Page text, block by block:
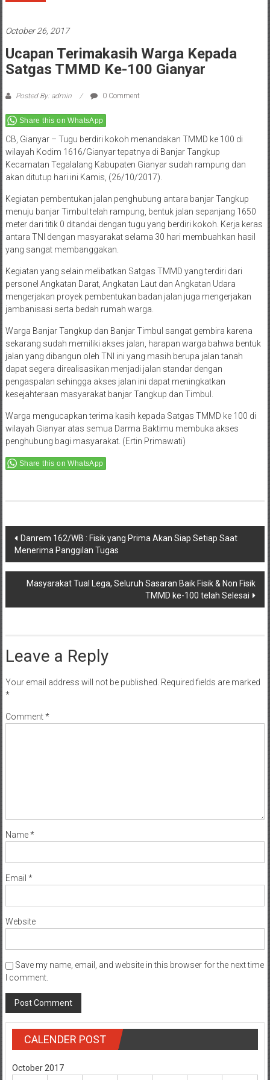
October 26, 2017
Ucapan Terimakasih Warga Kepada
Satgas TMMD Ke-100 Gianyar
Posted By: admin 0 Comment
Share this on WhatsApp
CB, Gianyar – Tugu berdiri kokoh menandakan TMMD ke 100 di
wilayah Kodim 1616/Gianyar tepatnya di Banjar Tangkup
Kecamatan Tegalalang Kabupaten Gianyar sudah rampung dan
akan ditutup hari ini Kamis, (26/10/2017).
Kegiatan pembentukan jalan penghubung antara banjar Tangkup
menuju banjar Timbul telah rampung, bentuk jalan sepanjang 1650
meter dari titik 0 ditandai dengan tugu yang berdiri kokoh. Kerja keras
antara TNI dengan masyarakat selama 30 hari membuahkan hasil
yang sangat membanggakan.
Kegiatan yang selain melibatkan Satgas TMMD yang terdiri dari
personel Angkatan Darat, Angkatan Laut dan Angkatan Udara
mengerjakan proyek pembentukan badan jalan juga mengerjakan
jambanisasi serta bedah rumah warga.
Warga Banjar Tangkup dan Banjar Timbul sangat gembira karena
sekarang sudah memiliki akses jalan, harapan warga bahwa bentuk
jalan yang dibangun oleh TNI ini yang masih berupa jalan tanah
dapat segera direalisasikan menjadi jalan standar dengan
pengaspalan sehingga akses jalan ini dapat meningkatkan
kesejahteraan masyarakat banjar Tangkup dan Timbul.
Warga mengucapkan terima kasih kepada Satgas TMMD ke 100 di
wilayah Gianyar atas semua Darma Baktimu membuka akses
penghubung bagi masyarakat. (Ertin Primawati)
Share this on WhatsApp
Post
navigation
Danrem 162/WB : Fisik yang Prima Akan Siap Setiap Saat
Menerima Panggilan Tugas
Masyarakat Tual Lega, Seluruh Sasaran Baik Fisik & Non Fisik
TMMD ke-100 telah Selesai
Leave a Reply
Your email address will not be published. Required fields are marked
*
Comment*
Name*
Email *
Website
Save my name, email, and website in this browser for the next time
I comment.
CALENDER POST
October 2017